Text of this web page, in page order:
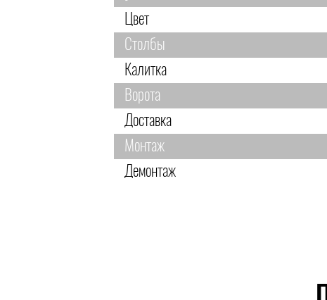
Цвет
Столбы
Калитка
Ворота
Доставка
Монтаж
Демонтаж